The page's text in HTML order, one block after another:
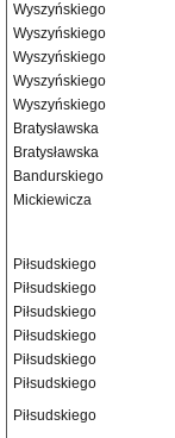
Wyszyńskiego
Wyszyńskiego
Wyszyńskiego
Wyszyńskiego
Wyszyńskiego
Bratysławska
Bratysławska
Bandurskiego
Mickiewicza
Piłsudskiego
Piłsudskiego
Piłsudskiego
Piłsudskiego
Piłsudskiego
Piłsudskiego
Piłsudskiego